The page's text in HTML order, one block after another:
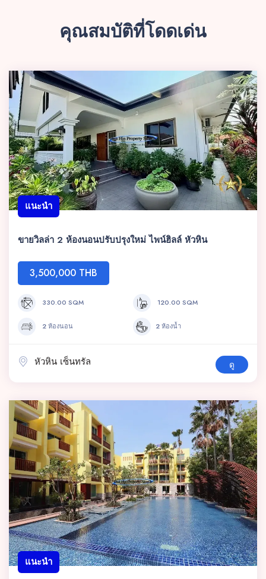
คุณสมบัติที่โดดเด่น
แนะนำ
ขายวิลล่า 2 ห้องนอนปรับปรุงใหม่ ไพน์ฮิลล์ หัวหิน
3,500,000 THB
330.00 SQM 120.00 SQM
2 ห้องนอน 2 ห้องน้ำ
หัวหิน เซ็นทรัล ดู
แนะนำ